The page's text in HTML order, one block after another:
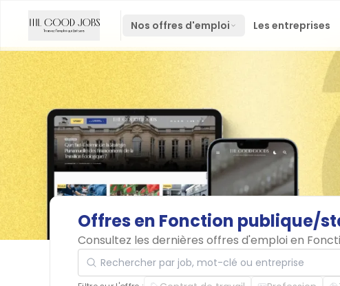
Nos offres d'emploi Les entreprises
Offres en Fonction publique/
Consultez les dernières offres d'emploi en
Rechercher par job, mot-clé ou entreprise